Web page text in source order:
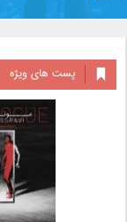
پست های ویژه